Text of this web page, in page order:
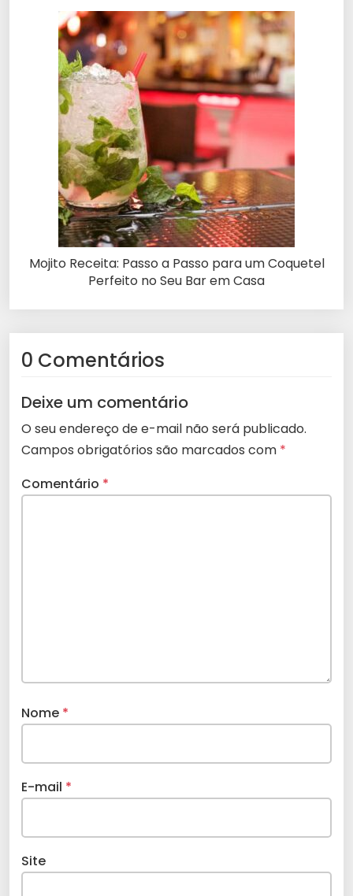
Mojito Receita: Passo a Passo para um Coquetel
Perfeito no Seu Bar em Casa
0 Comentários
Deixe um comentário
O seu endereço de e-mail não será publicado.
Campos obrigatórios são marcados com *
Comentário *
Nome *
E-mail *
Site